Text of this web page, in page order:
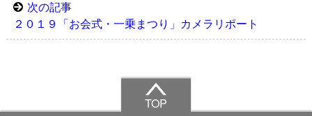
次の記事
２０１９「お会式・一乗まつり」カメラリポート
TOP